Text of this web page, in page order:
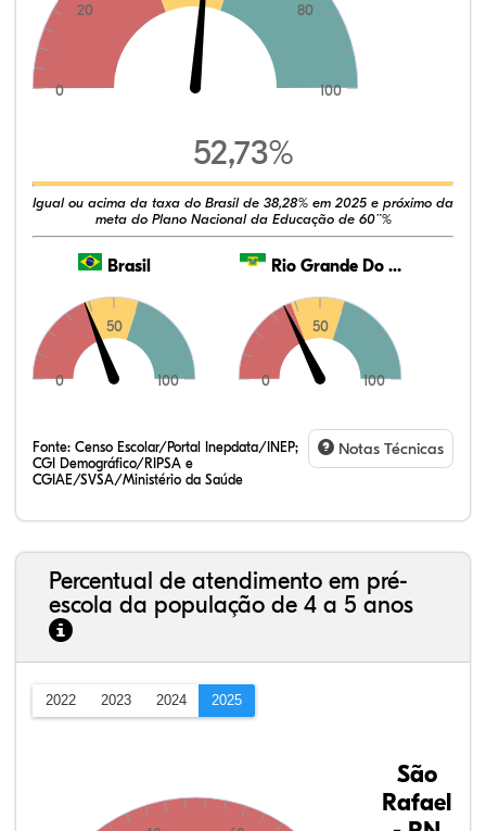
0
20 80
100
52,73%
Igual ou acima da taxa do Brasil de 38,28% em 2025 e próximo da
meta do Plano Nacional da Educação de 60¨%
Brasil
0
50
100
Rio Grande Do Norte
0
50
100
Fonte: Censo Escolar/Portal Inepdata/INEP;
CGI Demográfico/RIPSA e
CGIAE/SVSA/Ministério da Saúde
Notas Técnicas
Percentual de atendimento em pré-
escola da população de 4 a 5 anos
2022 2023 2024 2025
São
Rafael